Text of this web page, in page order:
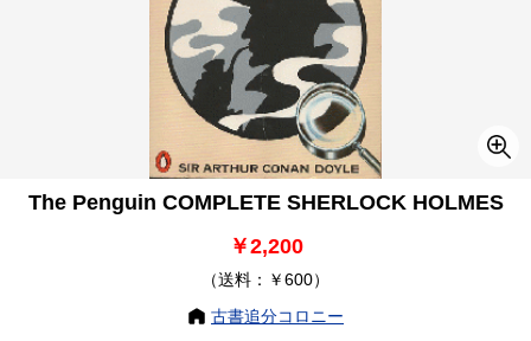
The Penguin COMPLETE SHERLOCK HOLMES
￥2,200
（送料：￥600）
古書追分コロニー